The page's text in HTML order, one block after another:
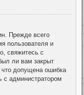
Прежде всего
пользователя и
свяжитесь с
ли вам закрыт
допущена ошибка
с администратором